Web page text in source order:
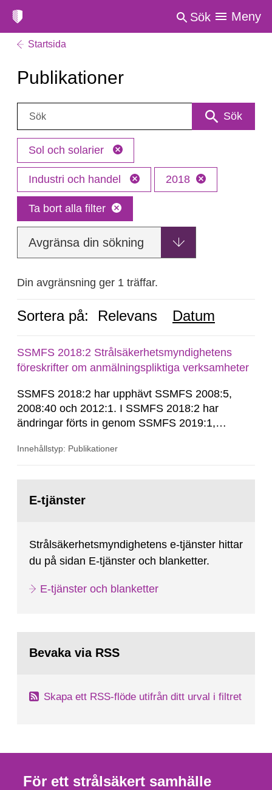
Sök Meny
Startsida
Publikationer
Sök: Sök
Sol och solarier
Industri och handel 2018
Ta bort alla filter
Avgränsa din sökning
Din avgränsning ger 1 träffar.
Sortera på: Relevans Datum
SSMFS 2018:2 Strålsäkerhetsmyndighetens
föreskrifter om anmälningspliktiga verksamheter
SSMFS 2018:2 har upphävt SSMFS 2008:5,
2008:40 och 2012:1. I SSMFS 2018:2 har
ändringar förts in genom SSMFS 2019:1,
Innehållstyp: Publikationer
sida:E-tjänster
Strålsäkerhetsmyndighetens e-tjänster hittar
du på sidan E-tjänster och blanketter.
E-tjänster och blanketter
Bevaka via RSS
Skapa ett RSS-flöde utifrån ditt urval i filtret
För ett strålsäkert samhälle